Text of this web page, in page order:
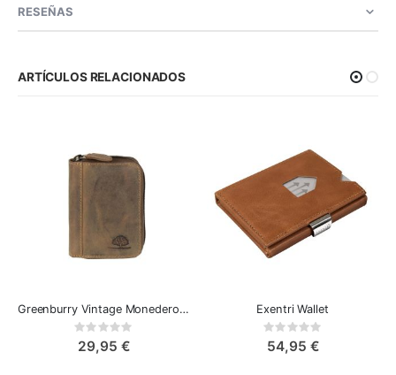
RESEÑAS
ARTÍCULOS RELACIONADOS
Greenburry Vintage Monedero con Zip para Tarjetas
Rating:
29,95 €
Exentri Wallet
Rating:
54,95 €